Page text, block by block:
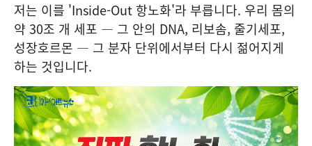
저는 이를 'Inside-Out 항노화'라 부릅니다. 우리 몸의
약 30조 개 세포 — 그 안의 DNA, 리보솜, 줄기세포,
성장호르몬 — 그 분자 단위에서부터 다시 젊어지게
하는 것입니다.